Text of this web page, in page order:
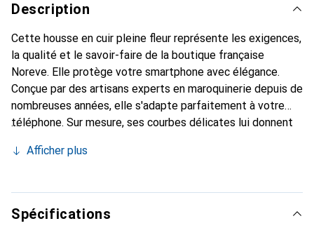
Description
Cette housse en cuir pleine fleur représente les exigences,
la qualité et le savoir-faire de la boutique française
Noreve. Elle protège votre smartphone avec élégance.
Conçue par des artisans experts en maroquinerie depuis de
nombreuses années, elle s'adapte parfaitement à votre
téléphone. Sur mesure, ses courbes délicates lui donnent
et indispensable de votre smartphone. Reconnaître
marque Noreve est un choix sûr pour une clientèle
exigeante.
Afficher plus
Spécifications